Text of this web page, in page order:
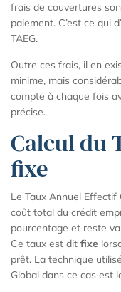
frais de couvertures
paiement. C’est ce qui
TAEG.
Outre ces frais, il en
minime, mais
compte à chaque fois
précise.
Calcul du
fixe
Le Taux Annuel Effectif
coût total du crédit
pourcentage et reste
Ce taux est dit fixe
prêt. La technique
Global dans ce cas est